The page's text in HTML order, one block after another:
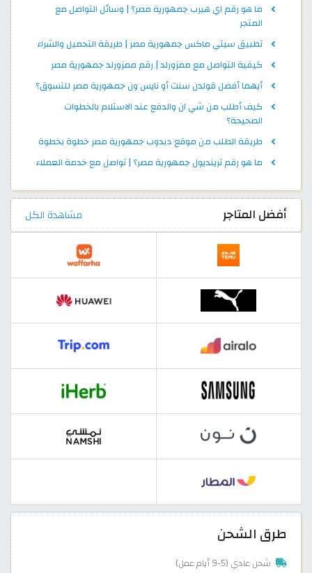
ما هو رقم اي هيرب جمهورية مصر؟ | وسائل التواصل مع
المتجر
تطبيق سيتي ماكس جمهورية مصر | طريقة التحميل والشراء
كيفية التواصل مع ممزورلد | رقم ممزورلد جمهورية مصر
أيهما أفضل قولدن سنت أو نايس ون جمهورية مصر للتسوق؟
كيف أطلب من شي ان والدفع عند الاستلام بالخطوات
الصحيحة؟
طريقة الطلب من موقع دبدوب جمهورية مصر خطوة بخطوة
ما هو رقم ترينديول جمهورية مصر؟ | تواصل مع خدمة العملاء
أفضل المتاجر مشاهدة الكل
طرق الشحن
شحن عادي (5-9 أيام عمل)